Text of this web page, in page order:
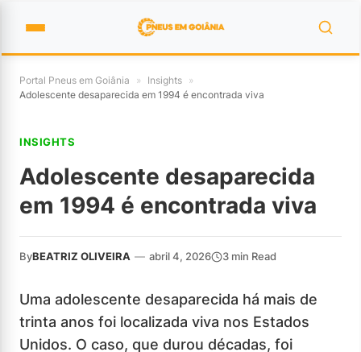
Portal Pneus em Goiânia » Insights »
Adolescente desaparecida em 1994 é encontrada viva
INSIGHTS
Adolescente desaparecida
em 1994 é encontrada viva
ByBEATRIZ OLIVEIRA — abril 4, 2026 3 min Read
Uma adolescente desaparecida há mais de
trinta anos foi localizada viva nos Estados
Unidos. O caso, que durou décadas, foi